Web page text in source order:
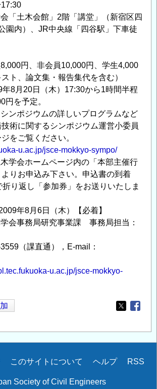
「土木会館」2階「講堂」（新宿区四
園内）、JR中央線「四谷駅」下車徒
円、非会員10,000円、学生4,000
ト、論文集・報告集代を含む）
8月20日（木）17:30から1時間半程
円を予定。
ンポジウムの詳しいプログラムなど
術に関するシンポジウム運営小委員
をご覧ください。
u.ac.jp/jsce-mokkyo-sympo/
学会ホームページ内の「本部主催行
りお申込み下さい。申込書の到着
り返し「参加券」をお送りいたしま
年8月6日（木）【必着】
会事務局研究事業課 事務局担当：
（課直通），E-mail：
u.ac.jp/jsce-mokkyo-
Opens in
このサイトについて ヘルプ RSS
Society of Civil Engineers